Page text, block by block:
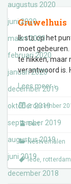
augustus 2020
juni 2020
maart 2020
februari 2020
januari 2020
december 2019
oktober 2019
september 2019
augustus 2019
juni 2019
december 2018
Gruwelhuis
Ik sta op het
moet gebeuren.
te hikken, maar
verantwoord is.
Lees meer ›
2 december
Gert
Nestverhalen
lede, rotterdam